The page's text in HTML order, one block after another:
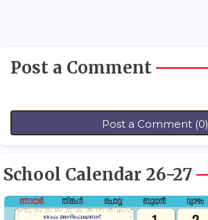
Post a Comment
Post a Comment (0)
School Calendar 26-27